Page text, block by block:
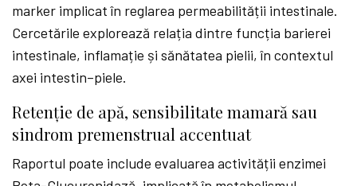
marker implicat în reglarea permeabilității intestinale.
Cercetările explorează relația dintre funcția barierei
intestinale, inflamație și sănătatea pielii, în contextul
axei intestin–piele.
Retenție de apă, sensibilitate mamară sau
sindrom premenstrual accentuat
Raportul poate include evaluarea activității enzimei